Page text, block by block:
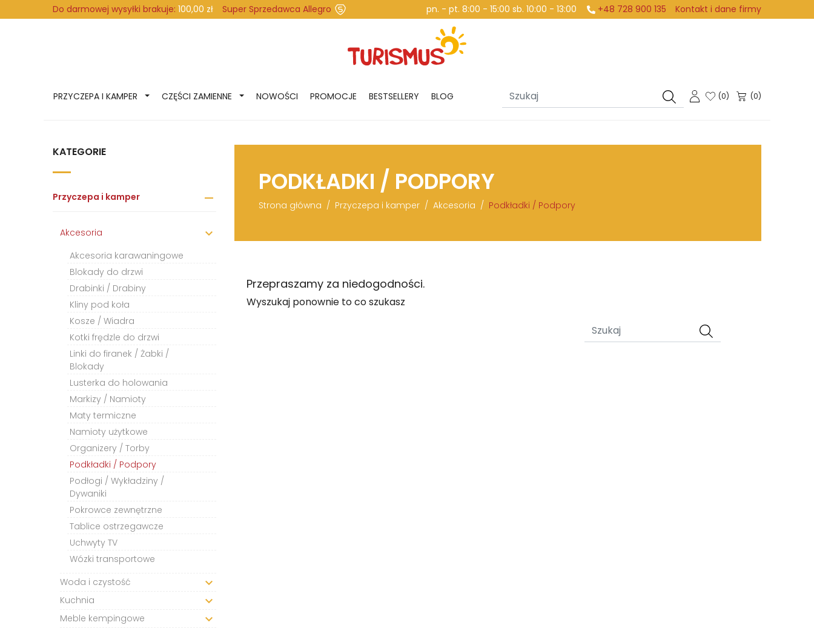
Do darmowej wysyłki brakuje: 100,00 zł Super Sprzedawca Allegro pn. - pt. 8:00 - 15:00 sb. 10:00 - 13:00 +48 728 900 135 Kontakt i dane firmy
PRZYCZEPA I KAMPER CZĘŚCI ZAMIENNE NOWOŚCI PROMOCJE BESTSELLERY BLOG (0) (0)
KATEGORIE
Przyczepa i kamper 
Akcesoria 
Akcesoria karawaningowe
Blokady do drzwi
Drabinki / Drabiny
Kliny pod koła
Kosze / Wiadra
Kotki frędzle do drzwi
Linki do firanek / Żabki /
Blokady
Lusterka do holowania
Markizy / Namioty
Maty termiczne
Namioty użytkowe
Organizery / Torby
Podkładki / Podpory
Podłogi / Wykładziny /
Dywaniki
Pokrowce zewnętrzne
Tablice ostrzegawcze
Uchwyty TV
Wózki transportowe
Woda i czystość

Kuchnia 
Meble kempingowe 
PODKŁADKI / PODPORY
Strona główna Przyczepa i kamper Akcesoria Podkładki / Podpory
Przepraszamy za niedogodności.
Wyszukaj ponownie to co szukasz